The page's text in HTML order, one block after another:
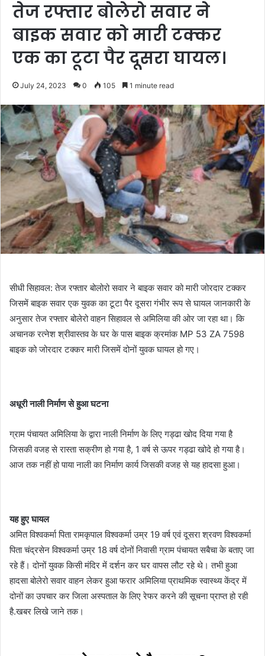
तेज रफ्तार बोलेरो सवार ने
बाइक सवार को मारी टक्कर
एक का टूटा पैर दूसरा घायल।
July 24, 2023 0 105 1 minute read
सीधी सिहावल: तेज रफ्तार बोलोरो सवार ने बाइक सवार को मारी जोरदार टक्कर
जिसमें बाइक सवार एक युवक का टूटा पैर दूसरा गंभीर रूप से घायल जानकारी के
अनुसार तेज रफ्तार बोलेरो वाहन सिहावल से अमिलिया की ओर जा रहा था। कि
अचानक रत्नेश श्रीवास्तव के घर के पास बाइक क्रमांक MP 53 ZA 7598
बाइक को जोरदार टक्कर मारी जिसमें दोनों युवक घायल हो गए।
अधूरी नाली निर्माण से हुआ घटना
ग्राम पंचायत अमिलिया के द्वारा नाली निर्माण के लिए गड्ढा खोद दिया गया है
जिसकी वजह से रास्ता सक्रीण हो गया है, 1 वर्ष से ऊपर गड्ढा खोदे हो गया है।
आज तक नहीं हो पाया नाली का निर्माण कार्य जिसकी वजह से यह हादसा हुआ।
यह हुए घायल
अमित विश्वकर्मा पिता रामकृपाल विश्वकर्मा उम्र 19 वर्ष एवं दूसरा श्रवण विश्वकर्मा
पिता चंद्रसेन विश्वकर्मा उम्र 18 वर्ष दोनों निवासी ग्राम पंचायत सबैचा के बताए जा
रहे हैं। दोनों युवक किसी मंदिर में दर्शन कर घर वापस लौट रहे थे। तभी हुआ
हादसा बोलेरो सवार वाहन लेकर हुआ फरार अमिलिया प्राथमिक स्वास्थ्य केंद्र में
दोनों का उपचार कर जिला अस्पताल के लिए रेफर करने की सूचना प्राप्त हो रही
है.खबर लिखे जाने तक।